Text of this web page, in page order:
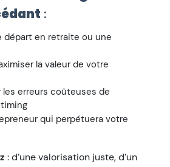
:
départ en retraite ou une
la valeur de votre
erreurs coûteuses de
qui perpétuera votre
: d’une valorisation juste, d’un